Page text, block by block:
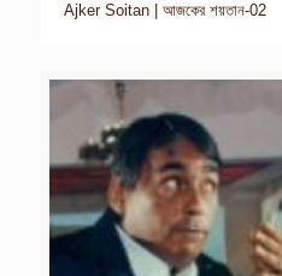
Ajker Soitan | আজকের শয়তান-02